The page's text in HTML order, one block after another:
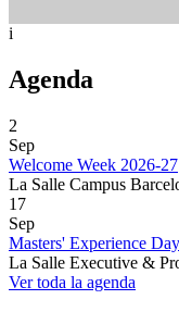
i
Agenda
2
Sep
Welcome Week 2026-27
La Salle Campus
17
Sep
Masters' Experience Day
La Salle Executive &
Ver toda la agenda